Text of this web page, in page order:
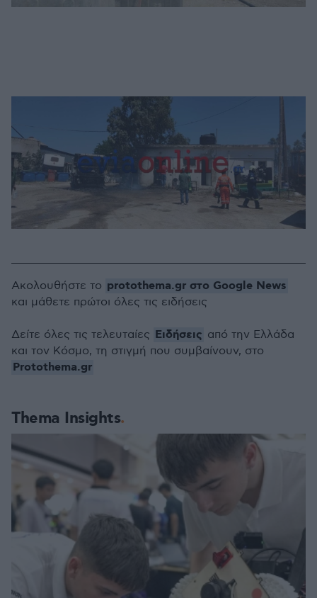
Thema Insights
Ακολουθήστε το protothema.gr στο Google News
και μάθετε πρώτοι όλες τις ειδήσεις
Δείτε όλες τις τελευταίες Ειδήσεις από την Ελλάδα
και τον Κόσμο, τη στιγμή που συμβαίνουν, στο
Protothema.gr